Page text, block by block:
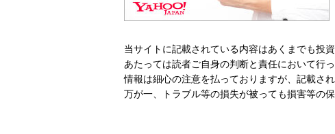
当サイトに記載されている内容はあくまでも投
あたっては読者ご自身の判断と責任において行
情報は細心の注意を払っておりますが、記載さ
万が一、トラブル等の損失が被っても損害等の